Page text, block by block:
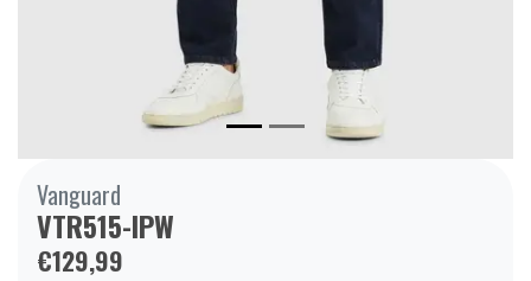
Vanguard
VTR515-IPW
€129,99